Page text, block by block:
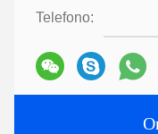
Telefono: